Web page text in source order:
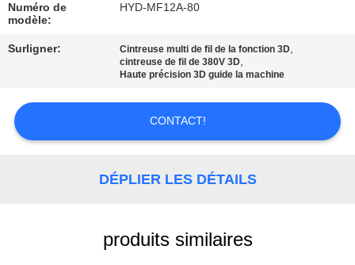
CONTACTEZ-
NOUS
NOUVELLES
Numéro de
modèle:
HYD-MF12A-80
Surligner: Cintreuse multi de fil de la fonction 3D,
cintreuse de fil de 380V 3D,
Haute précision 3D guide la machine
CONTACT!
DÉPLIER LES DÉTAILS
produits similaires